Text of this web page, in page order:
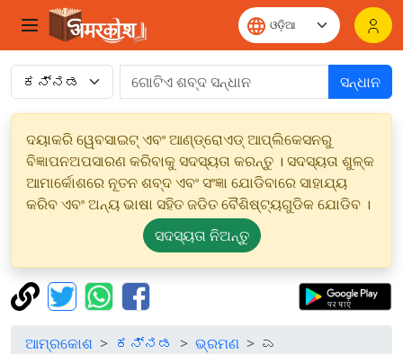
ସନ୍ଧାନ
ଦୟାକରି ୱେବସାଇଟ୍ ଏବଂ ଆଣ୍ଡ୍ରୋଏଡ୍ ଆପ୍ଲିକେସନରୁ
ବିଜ୍ଞାପନଅପସାରଣ କରିବାକୁ ସଦସ୍ୟତା କରନ୍ତୁ । ସଦସ୍ୟତା ଶୁଳ୍କ
ଆମାର୍କୋଶରେ ନୂତନ ଶବ୍ଦ ଏବଂ ସଂଜ୍ଞା ଯୋଡିବାରେ ସାହାଯ୍ୟ
କରିବ ଏବଂ ଅନ୍ୟ ଭାଷା ସହିତ ଜଡିତ ବୈଶିଷ୍ଟ୍ୟଗୁଡିକ ଯୋଡିବ ।
ସଦସ୍ୟତା ନିଅନ୍ତୁ
ଆମ୍ରକୋଶ ಕನ್ನಡ ଭ୍ରମଣ ಎ